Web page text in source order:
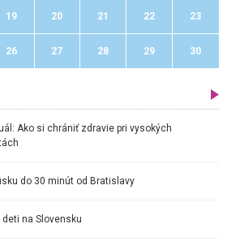
19 20 21 22 23
26 27 28 29 30
Ako si chrániť zdravie pri vysokých
do 30 minút od Bratislavy
na Slovensku